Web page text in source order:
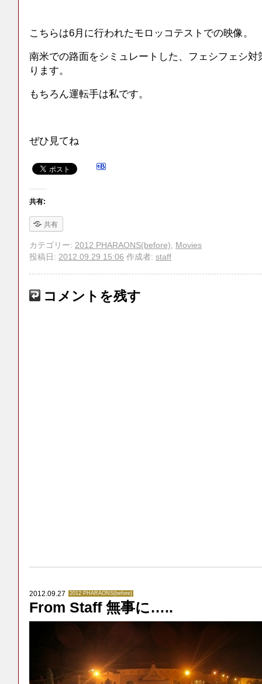
こちらは6月に行われたモロッコテストでの映像。
南米での路面をシミュレートした、フェシフェシ
ります。
もちろん運転手は私です。
ぜひ見てね
共有:
共有
カテゴリー: 2012 PHARAONS(before), Movies
投稿日: 2012.09.29 15:06 作成者: staff
コメントを残す
2012.09.27 2012 PHARAONS(before)
From Staff 無事に…..